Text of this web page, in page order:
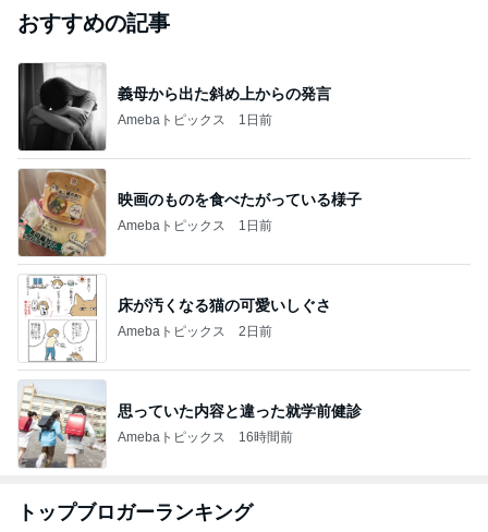
おすすめの記事
義母から出た斜め上からの発言
Amebaトピックス 1日前
映画のものを食べたがっている様子
Amebaトピックス 1日前
床が汚くなる猫の可愛いしぐさ
Amebaトピックス 2日前
思っていた内容と違った就学前健診
Amebaトピックス 16時間前
トップブロガーランキング